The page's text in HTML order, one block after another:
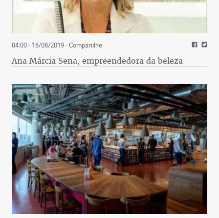
04:00 - 18/08/2019- Compartilhe
Ana Márcia Sena, empreendedora da beleza